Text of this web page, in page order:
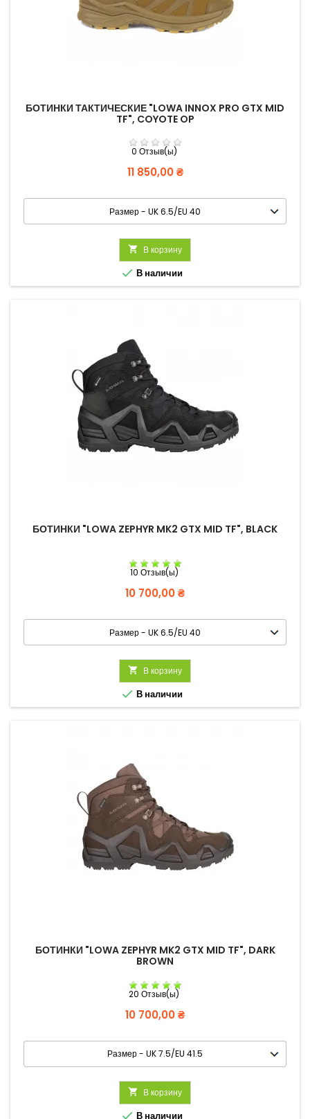
БОТИНКИ ТАКТИЧЕСКИЕ "LOWA INNOX PRO GTX MID
TF", COYOTE OP
0 Отзыв(ы)
Цена
11 850,00 ₴
 В корзину
 В наличии
БОТИНКИ "LOWA ZEPHYR MK2 GTX MID TF", BLACK
10 Отзыв(ы)
Цена
10 700,00 ₴
 В корзину
 В наличии
БОТИНКИ "LOWA ZEPHYR MK2 GTX MID TF", DARK
BROWN
20 Отзыв(ы)
Цена
10 700,00 ₴
 В корзину
 В наличии